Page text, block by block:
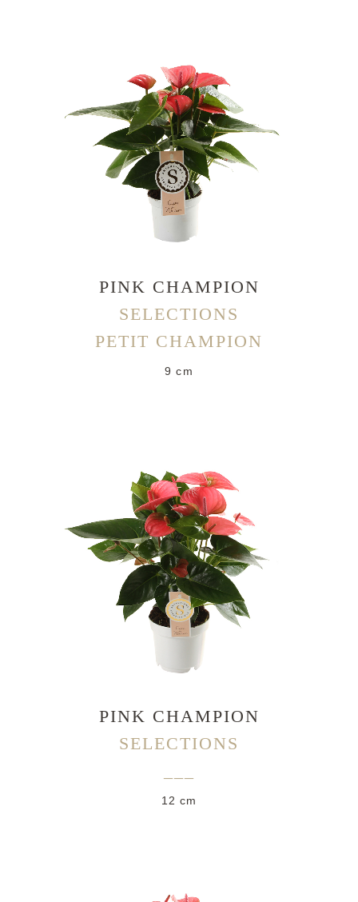
PINK CHAMPION
SELECTIONS
PETIT CHAMPION
9 cm
PINK CHAMPION
SELECTIONS
12 cm